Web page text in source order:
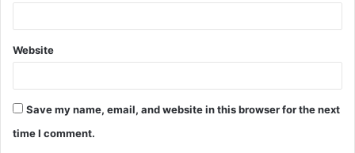
Website
Save my name, email, and website in this browser for the next
time I comment.